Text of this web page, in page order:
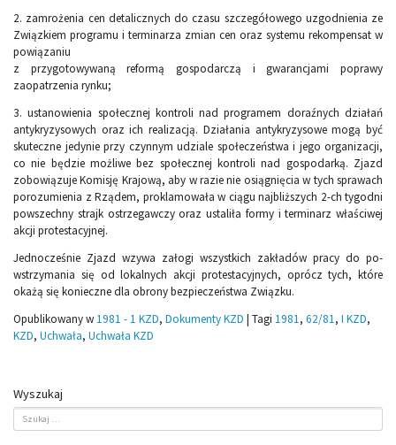
2. zamrożenia cen detalicznych do czasu szczegółowego uzgodnienia ze
Związkiem programu i terminarza zmian cen oraz systemu rekompensat w
powiązaniu
z przygotowywaną reformą gospodarczą i gwarancjami po­prawy
zaopatrzenia rynku;
3. ustanowienia społecznej kontroli nad programem doraźnych działań
antykryzysowych oraz ich realizacją. Działania antykryzysowe mogą być
skuteczne jedynie przy czynnym udziale społeczeństwa i jego organi­zacji,
co nie będzie możliwe bez społecznej kontroli nad gospodarką. Zjazd
zobowiązuje Komisję Krajową, aby w razie nie osiągnięcia w tych sprawach
porozumienia z Rządem, proklamowała w ciągu najbliższych 2-ch tygodni
powszechny strajk ostrzegawczy oraz ustaliła formy i terminarz właściwej
akcji protestacyjnej.
Jednocześnie Zjazd wzywa załogi wszystkich zakładów pracy do po­
wstrzymania się od lokalnych akcji protestacyjnych, oprócz tych, które
okażą się konieczne dla obrony bezpieczeństwa Związku.
Opublikowany w 1981 - 1 KZD, Dokumenty KZD | Tagi 1981, 62/81, I KZD,
KZD, Uchwała, Uchwała KZD
Wyszukaj